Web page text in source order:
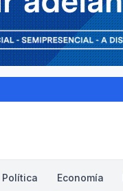
Política Economía